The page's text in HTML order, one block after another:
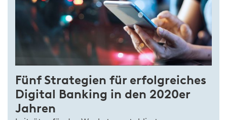
Fünf Strategien für erfolgreiches
Digital Banking in den 2020er
Jahren